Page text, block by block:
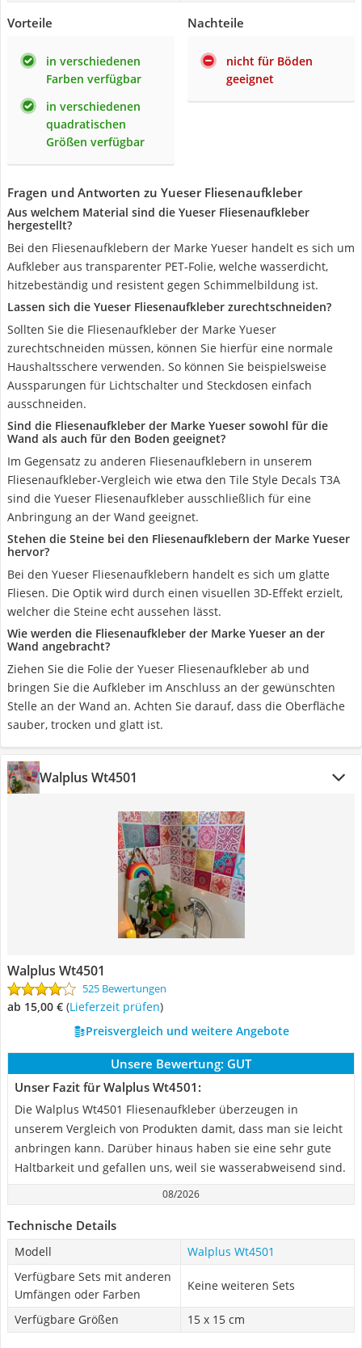
Vorteile
in verschiedenen
Farben verfügbar
in verschiedenen
quadratischen
Größen verfügbar
Nachteile
nicht für Böden
geeignet
Fragen und Antworten zu Yueser Fliesenaufkleber
Aus welchem Material sind die Yueser Fliesenaufkleber
hergestellt?
Bei den Fliesenaufklebern der Marke Yueser handelt es sich um
Aufkleber aus transparenter PET-Folie, welche wasserdicht,
hitzebeständig und resistent gegen Schimmelbildung ist.
Lassen sich die Yueser Fliesenaufkleber zurechtschneiden?
Sollten Sie die Fliesenaufkleber der Marke Yueser
zurechtschneiden müssen, können Sie hierfür eine normale
Haushaltsschere verwenden. So können Sie beispielsweise
Aussparungen für Lichtschalter und Steckdosen einfach
ausschneiden.
Sind die Fliesenaufkleber der Marke Yueser sowohl für die
Wand als auch für den Boden geeignet?
Im Gegensatz zu anderen Fliesenaufklebern in unserem
Fliesenaufkleber-Vergleich wie etwa den Tile Style Decals T3A
sind die Yueser Fliesenaufkleber ausschließlich für eine
Anbringung an der Wand geeignet.
Stehen die Steine bei den Fliesenaufklebern der Marke Yueser
hervor?
Bei den Yueser Fliesenaufklebern handelt es sich um glatte
Fliesen. Die Optik wird durch einen visuellen 3D-Effekt erzielt,
welcher die Steine echt aussehen lässt.
Wie werden die Fliesenaufkleber der Marke Yueser an der
Wand angebracht?
Ziehen Sie die Folie der Yueser Fliesenaufkleber ab und
bringen Sie die Aufkleber im Anschluss an der gewünschten
Stelle an der Wand an. Achten Sie darauf, dass die Oberfläche
sauber, trocken und glatt ist.
Walplus Wt4501
Walplus Wt4501
525 Bewertungen
ab 15,00 € (Lieferzeit prüfen)
Preisvergleich und weitere Angebote
Unsere Bewertung: GUT
Unser Fazit für Walplus Wt4501:
Die Walplus Wt4501 Fliesenaufkleber überzeugen in
unserem Vergleich von Produkten damit, dass man sie leicht
anbringen kann. Darüber hinaus haben sie eine sehr gute
Haltbarkeit und gefallen uns, weil sie wasserabweisend sind.
08/2026
Technische Details
Modell
Walplus Wt4501
Verfügbare Sets mit anderen
Umfängen oder Farben
Keine weiteren Sets
Verfügbare Größen 15 x 15 cm